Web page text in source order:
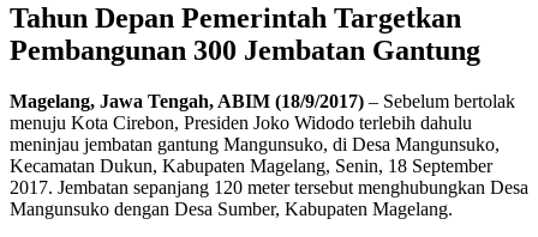
Tahun Depan Pemerintah Targetkan
Pembangunan 300 Jembatan Gantung
Magelang, Jawa Tengah, ABIM (18/9/2017) – Sebelum bertolak
menuju Kota Cirebon, Presiden Joko Widodo terlebih dahulu
meninjau jembatan gantung Mangunsuko, di Desa Mangunsuko,
Kecamatan Dukun, Kabupaten Magelang, Senin, 18 September
2017. Jembatan sepanjang 120 meter tersebut menghubungkan Desa
Mangunsuko dengan Desa Sumber, Kabupaten Magelang.